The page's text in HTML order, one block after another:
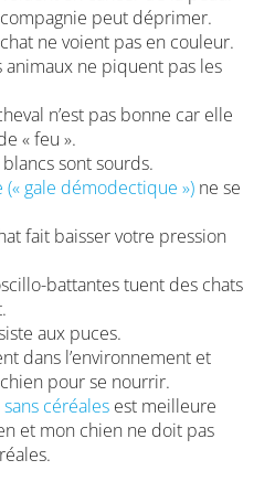
peut déprimer.
ne voient pas en couleur.
animaux ne piquent pas les
n’est pas bonne car elle
« feu ».
sont sourds.
gale démodectique ») ne se
fait baisser votre pression
battantes tuent des chats
aux puces.
dans l’environnement et
pour se nourrir.
céréales est meilleure
et mon chien ne doit pas